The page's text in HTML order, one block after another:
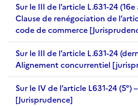
Sur le III de l’article L.631-24
Clause de renégociation de
code de commerce
Sur le III de l’article L.631-24
Alignement concurrentiel
Sur le IV de l’article L631-24 (5°)
[Jurisprudence]